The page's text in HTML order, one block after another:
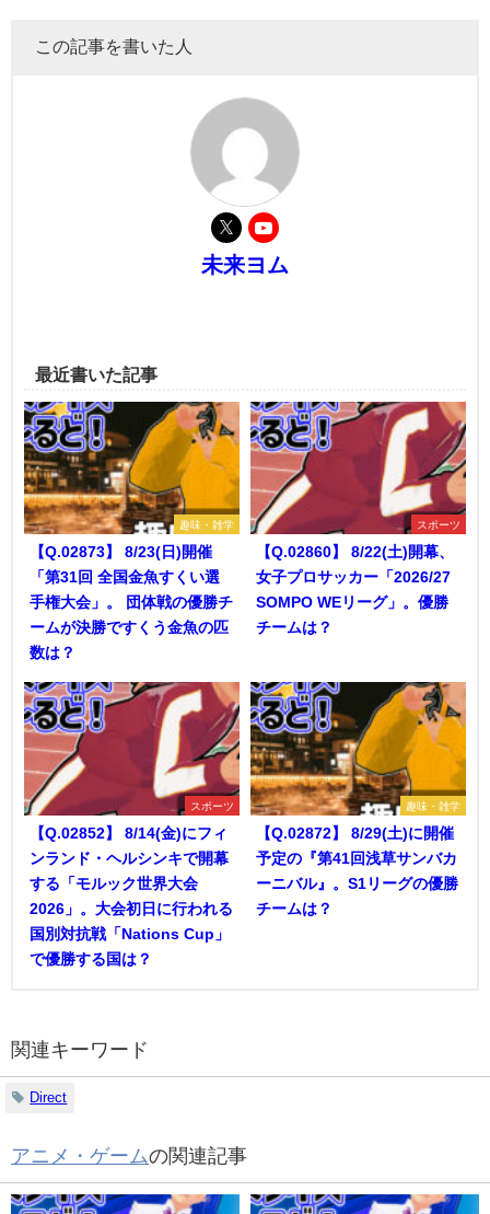
この記事を書いた人
未来ヨム
最近書いた記事
趣味・雑学
【Q.02873】 8/23(日)開催
「第31回 全国金魚すくい選
手権大会」。 団体戦の優勝チ
ームが決勝ですくう金魚の匹
数は？
スポーツ
【Q.02860】 8/22(土)開幕、
女子プロサッカー「2026/27
SOMPO WEリーグ」。優勝
チームは？
スポーツ
【Q.02852】 8/14(金)にフィ
ンランド・ヘルシンキで開幕
する「モルック世界大会
2026」。大会初日に行われる
国別対抗戦「Nations Cup」
で優勝する国は？
趣味・雑学
【Q.02872】 8/29(土)に開催
予定の『第41回浅草サンバカ
ーニバル』。S1リーグの優勝
チームは？
関連キーワード
Direct
アニメ・ゲームの関連記事